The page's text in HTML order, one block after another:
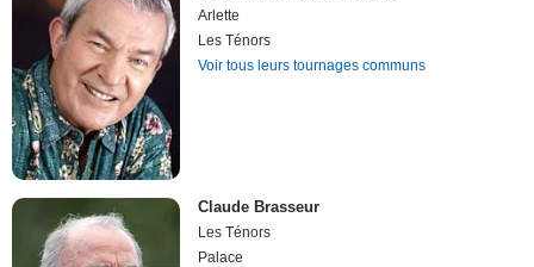
Arlette
Les Ténors
Voir tous leurs tournages communs
Claude Brasseur
Les Ténors
Palace